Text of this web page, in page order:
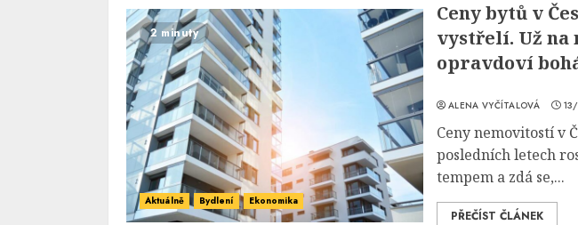
2 minuty
Aktuálně Bydlení Ekonomika
Ceny bytů v
vystřelí. Už na
opravdoví
ALENA VYČÍTALOVÁ
Ceny nemovitostí v
posledních letech
tempem a zdá se,...
PŘEČÍST ČLÁNEK